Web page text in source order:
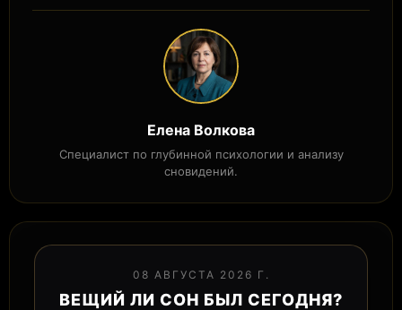
Елена Волкова
Специалист по глубинной психологии и анализу
сновидений.
08 АВГУСТА 2026 Г.
ВЕЩИЙ ЛИ СОН БЫЛ СЕГОДНЯ?